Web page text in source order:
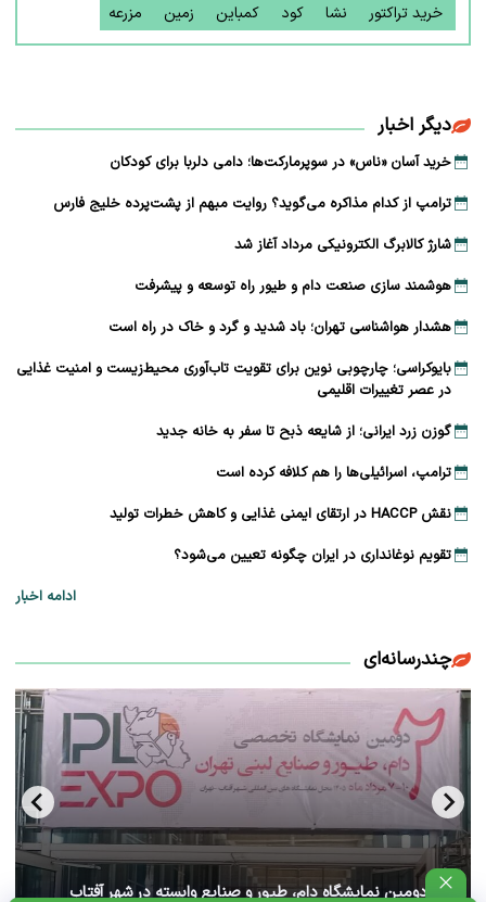
خرید تراکتور نشا کود کمباین زمین مزرعه
دیگر اخبار
خرید آسان «ناس» در سوپرمارکت‌ها؛ دامی دلربا برای کودکان
ترامپ از کدام مذاکره می‌گوید؟ روایت مبهم از پشت‌پرده خلیج فارس
شارژ کالابرگ الکترونیکی مرداد آغاز شد
هوشمند سازی صنعت دام و طیور راه توسعه و پیشرفت
هشدار هواشناسی تهران؛ باد شدید و گرد و خاک در راه است
بایوکراسی؛ چارچوبی نوین برای تقویت تاب‌آوری محیط‌زیست و امنیت غذایی
در عصر تغییرات اقلیمی
گوزن زرد ایرانی؛ از شایعه ذبح تا سفر به خانه جدید
ترامپ، اسرائیلی‌ها را هم کلافه کرده است
نقش HACCP در ارتقای ایمنی غذایی و کاهش خطرات تولید
تقویم نوغانداری در ایران چگونه تعیین می‌شود؟
ادامه اخبار
چندرسانه‌ای
آغاز دومین نمایشگاه دام، طیور و صنایع وابسته در شهر آفتاب